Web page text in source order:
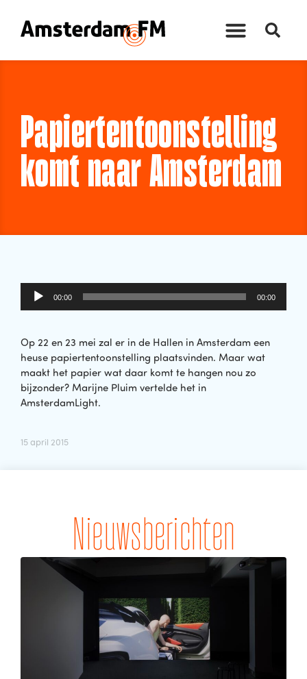
Papiertentoonstelling
komt naar Amsterdam
Audiospeler
00:00 00:00
Op 22 en 23 mei zal er in de Hallen in Amsterdam een
heuse papiertentoonstelling plaatsvinden. Maar wat
maakt het papier wat daar komt te hangen nou zo
bijzonder? Marijne Pluim vertelde het in
AmsterdamLight.
15 april 2015
Nieuwsberichten